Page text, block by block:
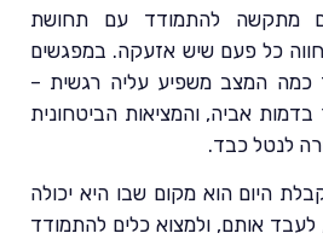
מתקשה להתמודד עם תחושת
כל פעם שיש אזעקה. במפגשים
כמה המצב משפיע עליה רגשית –
אביה, והמציאות הביטחונית
לנטל כבד.
היום הוא מקום שבו היא יכולה
אותם, ולמצוא כלים להתמודד